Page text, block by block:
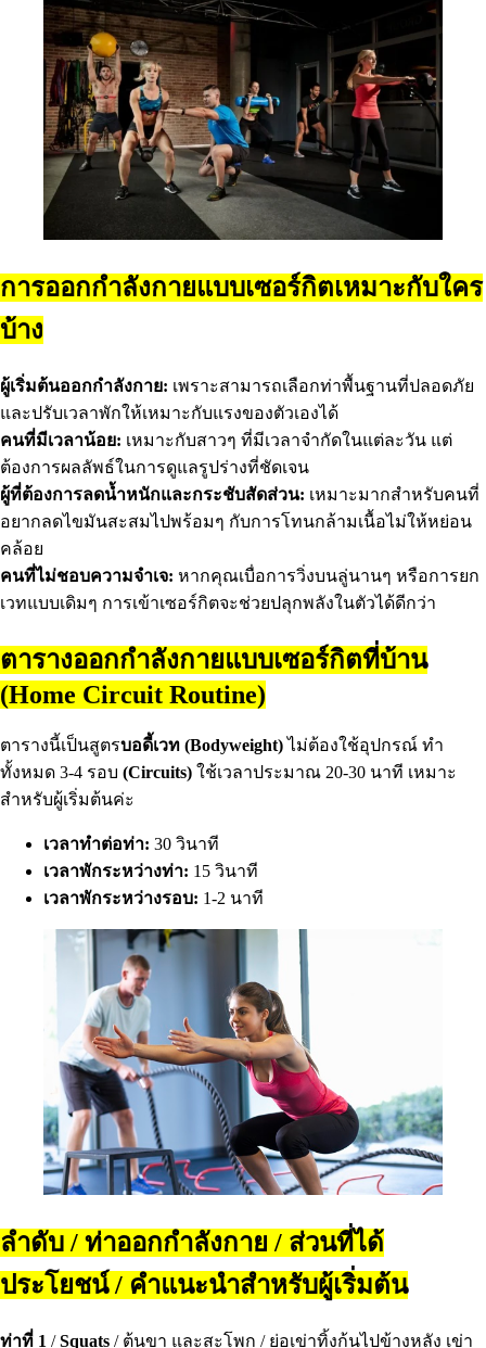
การออกกำลังกายแบบเซอร์กิตเหมาะกับใคร
บ้าง
ผู้เริ่มต้นออกกำลังกาย: เพราะสามารถเลือกท่าพื้นฐานที่ปลอดภัย
และปรับเวลาพักให้เหมาะกับแรงของตัวเองได้
คนที่มีเวลาน้อย: เหมาะกับสาวๆ ที่มีเวลาจำกัดในแต่ละวัน แต่
ต้องการผลลัพธ์ในการดูแลรูปร่างที่ชัดเจน
ผู้ที่ต้องการลดน้ำหนักและกระชับสัดส่วน: เหมาะมากสำหรับคนที่
อยากลดไขมันสะสมไปพร้อมๆ กับการโทนกล้ามเนื้อไม่ให้หย่อน
คล้อย
คนที่ไม่ชอบความจำเจ: หากคุณเบื่อการวิ่งบนลู่นานๆ หรือการยก
เวทแบบเดิมๆ การเข้าเซอร์กิตจะช่วยปลุกพลังในตัวได้ดีกว่า
ตารางออกกำลังกายแบบเซอร์กิตที่บ้าน
(Home Circuit Routine)
ตารางนี้เป็นสูตรบอดี้เวท (Bodyweight)ไม่ต้องใช้อุปกรณ์ ทำ
ทั้งหมด 3-4 รอบ (Circuits) ใช้เวลาประมาณ 20-30 นาที เหมาะ
สำหรับผู้เริ่มต้นค่ะ
เวลาทำต่อท่า: 30 วินาที
เวลาพักระหว่างท่า: 15 วินาที
เวลาพักระหว่างรอบ: 1-2 นาที
ลำดับ / ท่าออกกำลังกาย / ส่วนที่ได้
ประโยชน์ / คำแนะนำสำหรับผู้เริ่มต้น
ท่าที่ 1 /Squats / ต้นขา และสะโพก / ย่อเข่าทิ้งก้นไปข้างหลัง เข่า